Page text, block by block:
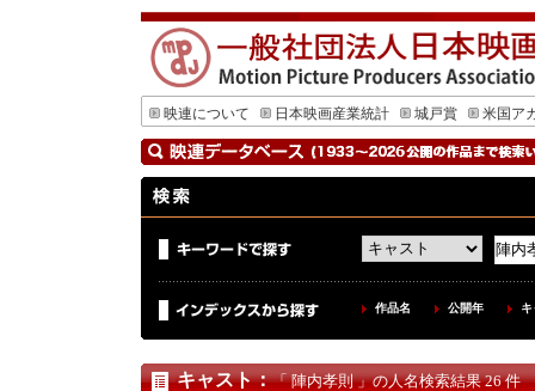
映連について 日本映画産業統計 城戸賞 米国ア
作品名 公開年
キャスト：「 陣内孝則 」の人名検索結果 26 件